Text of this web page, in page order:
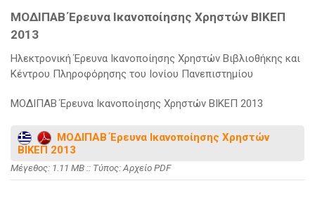
ΜΟΔΙΠΑΒ Έρευνα Ικανοποίησης Χρηστών ΒΙΚΕΠ
2013
Ηλεκτρονική Έρευνα Ικανοποίησης Χρηστών Βιβλιοθήκης και
Κέντρου Πληροφόρησης του Ιονίου Πανεπιστημίου
ΜΟΔΙΠΑΒ Έρευνα Ικανοποίησης Χρηστών ΒΙΚΕΠ 2013
ΜΟΔΙΠΑΒ Έρευνα Ικανοποίησης Χρηστών
ΒΙΚΕΠ 2013
Mέγεθος: 1.11 MB :: Τύπος: Αρχείο PDF